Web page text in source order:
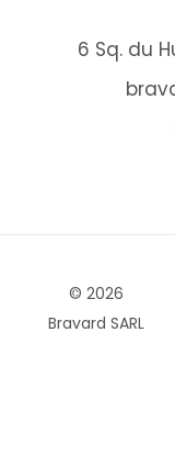
6 Sq. du
© 2026
Bravard SARL